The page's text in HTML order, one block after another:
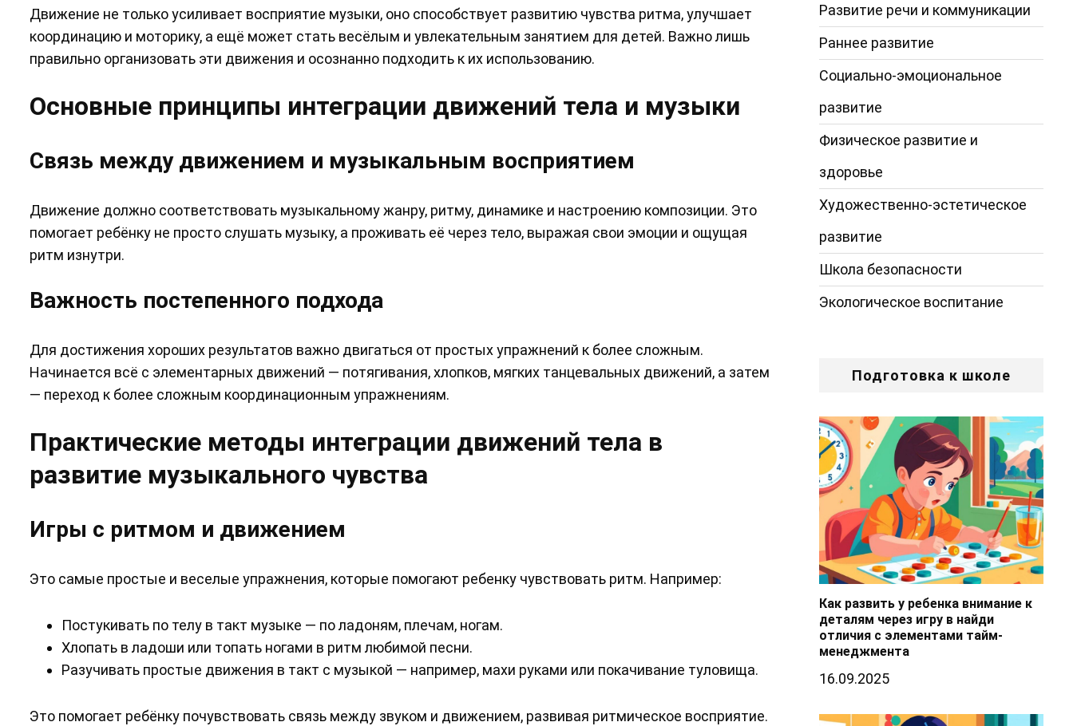
Движение не только усиливает восприятие музыки, оно способствует развитию чувства ритма, улучшает
координацию и моторику, а ещё может стать весёлым и увлекательным занятием для детей. Важно лишь
правильно организовать эти движения и осознанно подходить к их использованию.
Основные принципы интеграции движений тела и музыки
Связь между движением и музыкальным восприятием
Движение должно соответствовать музыкальному жанру, ритму, динамике и настроению композиции. Это
помогает ребёнку не просто слушать музыку, а проживать её через тело, выражая свои эмоции и ощущая
ритм изнутри.
Важность постепенного подхода
Для достижения хороших результатов важно двигаться от простых упражнений к более сложным.
Начинается всё с элементарных движений — потягивания, хлопков, мягких танцевальных движений, а затем
— переход к более сложным координационным упражнениям.
Практические методы интеграции движений тела в
развитие музыкального чувства
Игры с ритмом и движением
Это самые простые и веселые упражнения, которые помогают ребенку чувствовать ритм. Например:
Постукивать по телу в такт музыке — по ладоням, плечам, ногам.
Хлопать в ладоши или топать ногами в ритм любимой песни.
Разучивать простые движения в такт с музыкой — например, махи руками или покачивание туловища.
Это помогает ребёнку почувствовать связь между звуком и движением, развивая ритмическое восприятие.
Развитие речи и коммуникации
Раннее развитие
Социально-эмоциональное
развитие
Физическое развитие и
здоровье
Художественно-эстетическое
развитие
Школа безопасности
Экологическое воспитание
Подготовка к школе
Как развить у ребенка внимание к
деталям через игру в найди
отличия с элементами тайм-
менеджмента
16.09.2025